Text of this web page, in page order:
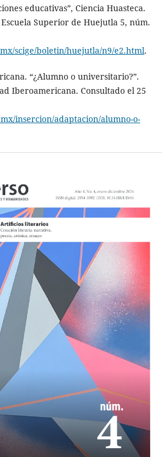
educativas”, Ciencia Huasteca.
Superior de Huejutla 5, núm.
scige/boletin/huejutla/n9/e2.html.
“¿Alumno o universitario?”.
Iberoamericana. Consultado el 25
insercion/adaptacion/alumno-o-